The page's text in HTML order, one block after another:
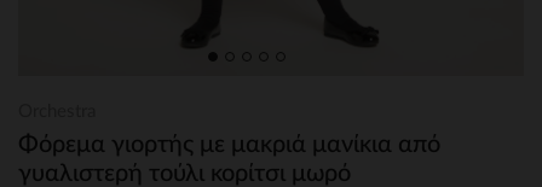
Φόρεμα γιορτής με μακριά μανίκια από
γυαλιστερή τούλι κορίτσι μωρό